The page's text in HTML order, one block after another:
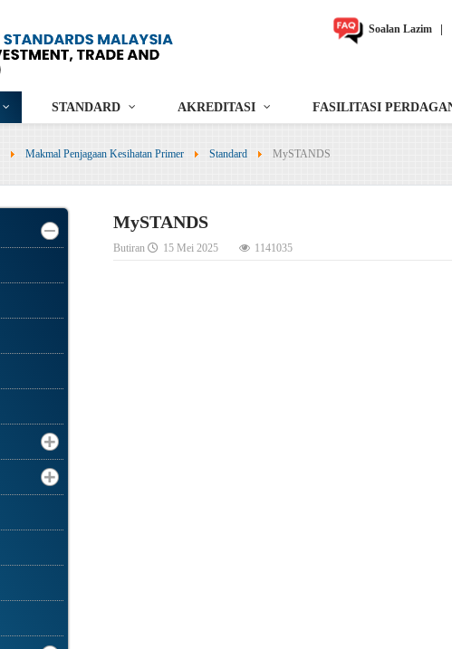
Soalan Lazim
STANDARD AKREDITASI FASILITASI
Makmal Penjagaan Kesihatan Primer Standard MySTANDS
MySTANDS
Butiran 15 Mei 2025 1141035